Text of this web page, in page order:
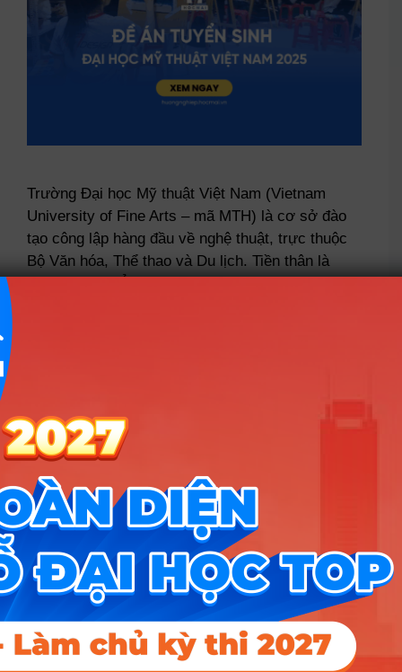
Trường Đại học Mỹ thuật Việt Nam (Vietnam
University of Fine Arts – mã MTH) là cơ sở đào
tạo công lập hàng đầu về nghệ thuật, trực thuộc
Bộ Văn hóa, Thể thao và Du lịch. Tiền thân là
Tuyển sinh 2025
Leave a comment
Hướng nghiệp
ĐĂNG KÝ NGAY